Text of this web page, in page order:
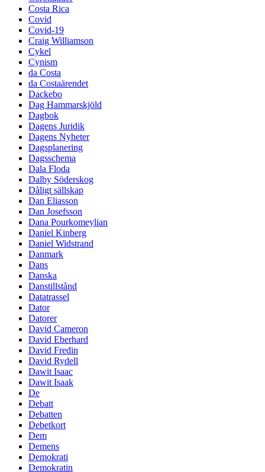
Costa Rica
Covid
Covid-19
Craig Williamson
Cykel
Cynism
da Costa
da Costaärendet
Dackebo
Dag Hammarskjöld
Dagbok
Dagens Juridik
Dagens Nyheter
Dagsplanering
Dagsschema
Dala Floda
Dalby Söderskog
Dåligt sällskap
Dan Eliasson
Dan Josefsson
Dana Pourkomeylian
Daniel Kinberg
Daniel Widstrand
Danmark
Dans
Danska
Danstillstånd
Datatrassel
Dator
Datorer
David Cameron
David Eberhard
David Fredin
David Rydell
Dawit Isaac
Dawit Isaak
De
Debatt
Debatten
Debetkort
Dem
Demens
Demokrati
Demokratin